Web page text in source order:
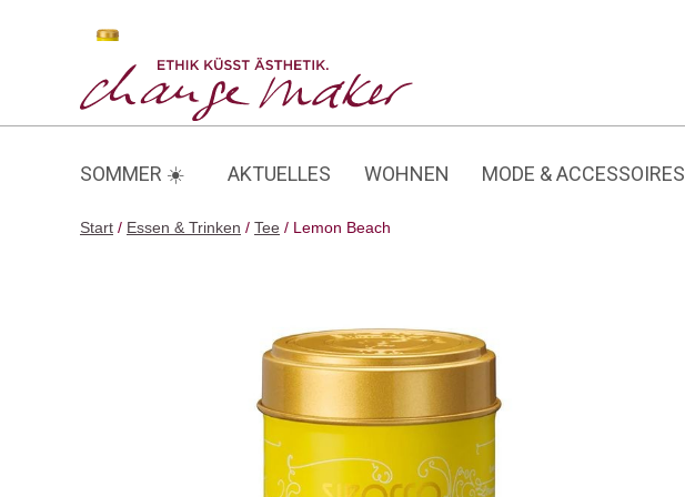
SOMMER ☀️ AKTUELLES WOHNEN MODE & ACCESSOIRES
Start / Essen & Trinken / Tee / Lemon Beach